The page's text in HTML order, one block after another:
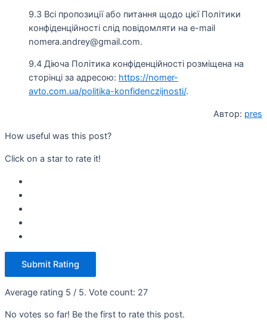
9.3 Всі пропозиції або питання щодо цієї Політики
конфіденційності слід повідомляти на e-mail
nomera.andrey@gmail.com.
9.4 Діюча Політика конфіденційності розміщена на
сторінці за адресою: https://nomer-
avto.com.ua/politika-konfidenczijnosti/.
Автор: pres
How useful was this post?
Click on a star to rate it!
Submit Rating
Average rating 5 / 5. Vote count: 27
No votes so far! Be the first to rate this post.